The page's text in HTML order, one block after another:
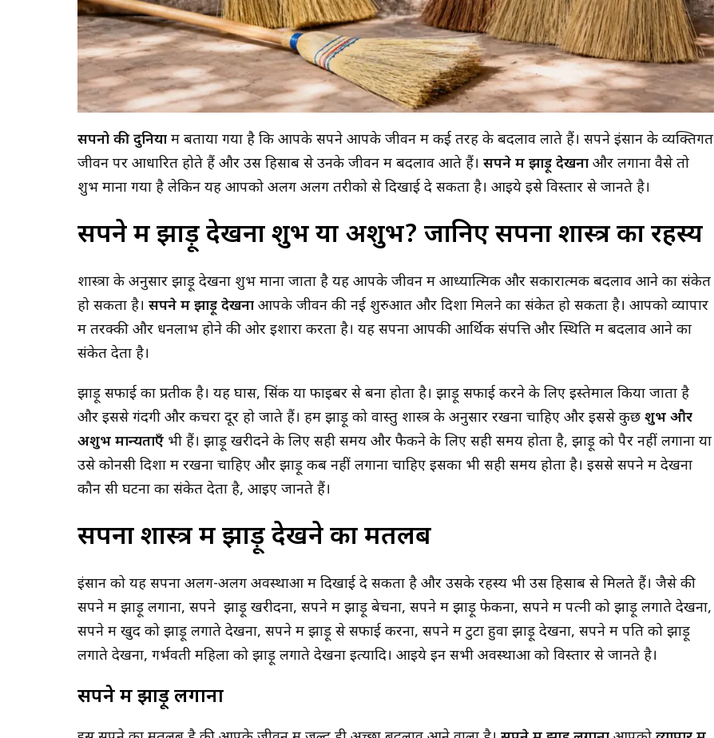
सपनो की दुनिया में बताया गया है कि आपके सपने आपके जीवन में कई तरह के बदलाव लाते हैं। सपने इंसान के व्यक्तिगत
जीवन पर आधारित होते हैं और उस हिसाब से उनके जीवन में बदलाव आते हैं। सपने में झाड़ू देखना और लगाना वैसे तो
शुभ माना गया है लेकिन यह आपको अलग अलग तरीको से दिखाई दे सकता है। आइये इसे विस्तार से जानते है।
सपने में झाड़ू देखना शुभ या अशुभ? जानिए सपना शास्त्र का रहस्य
शास्त्रों के अनुसार झाड़ू देखना शुभ माना जाता है यह आपके जीवन में आध्यात्मिक और सकारात्मक बदलाव आने का संकेत
हो सकता है। सपने में झाड़ू देखना आपके जीवन की नई शुरुआत और दिशा मिलने का संकेत हो सकता है। आपको व्यापार
में तरक्की और धनलाभ होने की ओर इशारा करता है। यह सपना आपकी आर्थिक संपत्ति और स्थिति में बदलाव आने का
संकेत देता है।
झाड़ू सफाई का प्रतीक है। यह घास, सिंक या फाइबर से बना होता है। झाड़ू सफाई करने के लिए इस्तेमाल किया जाता है
और इससे गंदगी और कचरा दूर हो जाते हैं। हमें झाड़ू को वास्तु शास्त्र के अनुसार रखना चाहिए और इससे कुछ शुभ और
अशुभ मान्यताएँ भी हैं। झाड़ू खरीदने के लिए सही समय और फैकने के लिए सही समय होता है, झाड़ू को पैर नहीं लगाना या
उसे कोनसी दिशा में रखना चाहिए और झाड़ू कब नहीं लगाना चाहिए इसका भी सही समय होता है। इससे सपने में देखना
कौन सी घटना का संकेत देता है, आइए जानते हैं।
सपना शास्त्र में झाड़ू देखने का मतलब
इंसान को यह सपना अलग-अलग अवस्थाओं में दिखाई दे सकता है और उसके रहस्य भी उस हिसाब से मिलते हैं। जैसे की
सपने में झाड़ू लगाना, सपने झाड़ू खरीदना, सपने में झाड़ू बेचना, सपने में झाड़ू फेकना, सपने में पत्नी को झाड़ू लगाते देखना,
सपने में खुद को झाड़ू लगाते देखना, सपने में झाड़ू से सफाई करना, सपने में टुटा हुवा झाड़ू देखना, सपने में पति को झाड़ू
लगाते देखना, गर्भवती महिला को झाड़ू लगाते देखना इत्यादि। आइये इन सभी अवस्थाओं को विस्तार से जानते है।
सपने में झाड़ू लगाना